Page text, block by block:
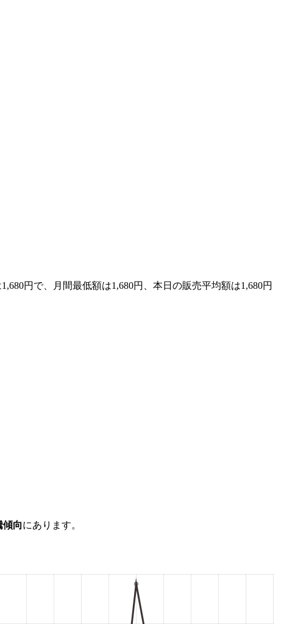
円で、月間最低額は1,680円、本日の販売平均額は1,680円
傾向にあります。